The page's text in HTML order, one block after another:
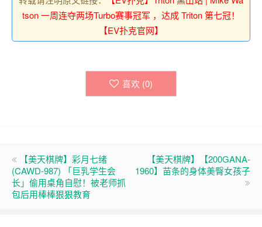
tson 一周连夺两场Turbo赛事冠军 ，达成 Triton 第七冠！
【EV扑克官网】
喜欢 (0)
【美天棋牌】彩月七绪
(CAWD-987) 「巨乳学生会
长」偷用桌角自慰！被老师抓
包后用棒棒狠狠教育
【美天棋牌】【200GANA-
1960】苗条的身体美臀女孩子